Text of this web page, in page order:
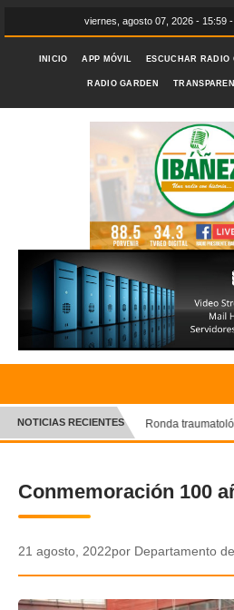
viernes, agosto 07, 2026 - 15:59
INICIO APP MÓVIL ESCUCHAR RADIO
RADIO GARDEN
INICIO
CRÓNICA
DEPORTES
POLICIAL
✕
NOTICIAS RECIENTES Ronda
Conmemoración 100
21 agosto, 2022por Departamento